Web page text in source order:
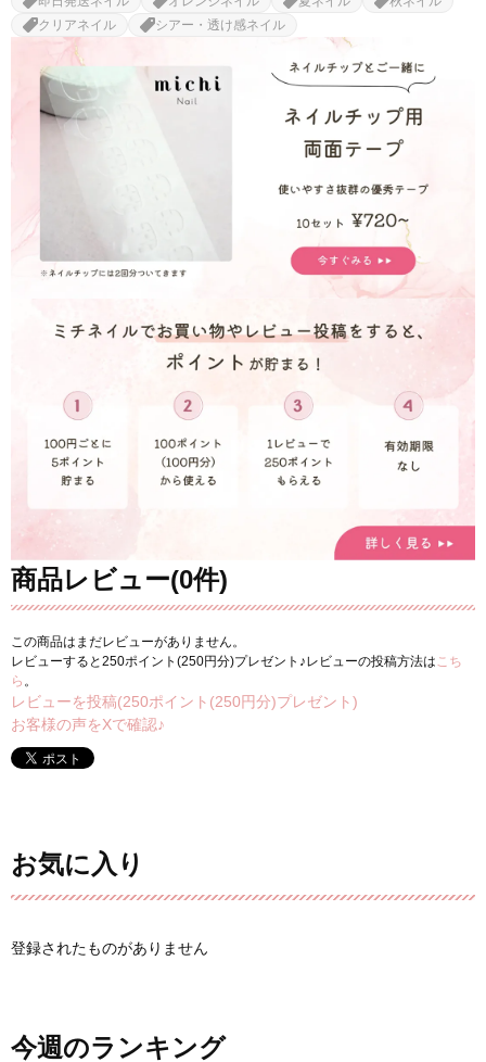
クリアネイル
シアー・透け感ネイル
商品レビュー(0件)
この商品はまだレビューがありません。
レビューすると250ポイント(250円分)プレゼント♪レビューの投稿方法は こち
ら 。
レビューを投稿(250ポイント(250円分)プレゼント)
お客様の声をXで確認♪
お気に入り
登録されたものがありません
今週のランキング